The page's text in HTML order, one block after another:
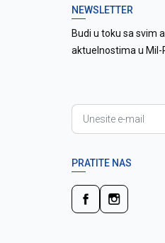
NEWSLETTER
Budi u toku sa svim
aktuelnostima u Mil-
PRATITE NAS